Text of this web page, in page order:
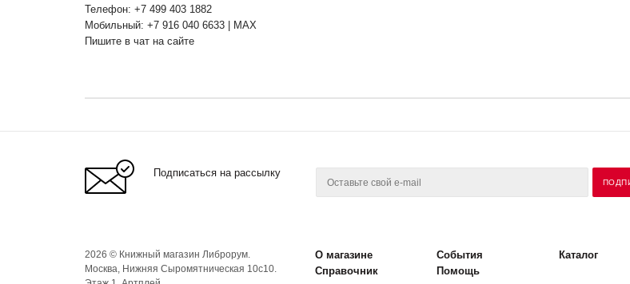
Телефон: +7 499 403 1882
Мобильный: +7 916 040 6633 | MAX
Пишите в чат на сайте
Подписаться на рассылку
2026 © Книжный магазин Либрорум.
Москва, Нижняя Сыромятническая 10с10.
О магазине События
Каталог
Справочник
Помощь